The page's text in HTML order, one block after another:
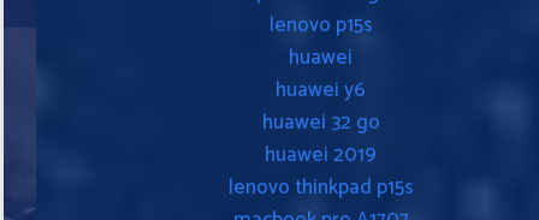
lenovo p15s
huawei
huawei y6
huawei 32 go
huawei 2019
lenovo thinkpad p15s